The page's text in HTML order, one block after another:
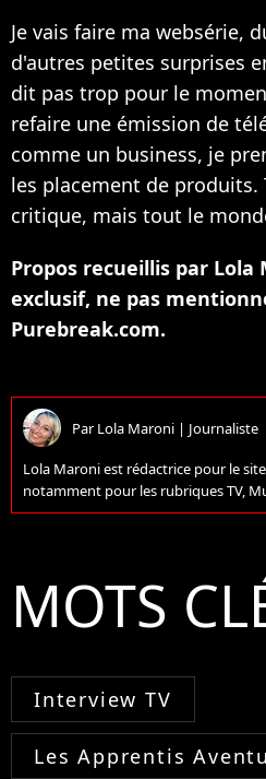
Je vais faire ma websérie,
d'autres petites surprises
dit pas trop pour le
refaire une émission de
comme un business, je
les placement de produits.
critique, mais tout le
Propos recueillis par Lola
exclusif, ne pas
Purebreak.com.
ParLola Maroni | Journaliste
Lola Maroni est rédactrice pour le
notamment pour les rubriques TV,
MOTS
Interview TV
Les Apprentis